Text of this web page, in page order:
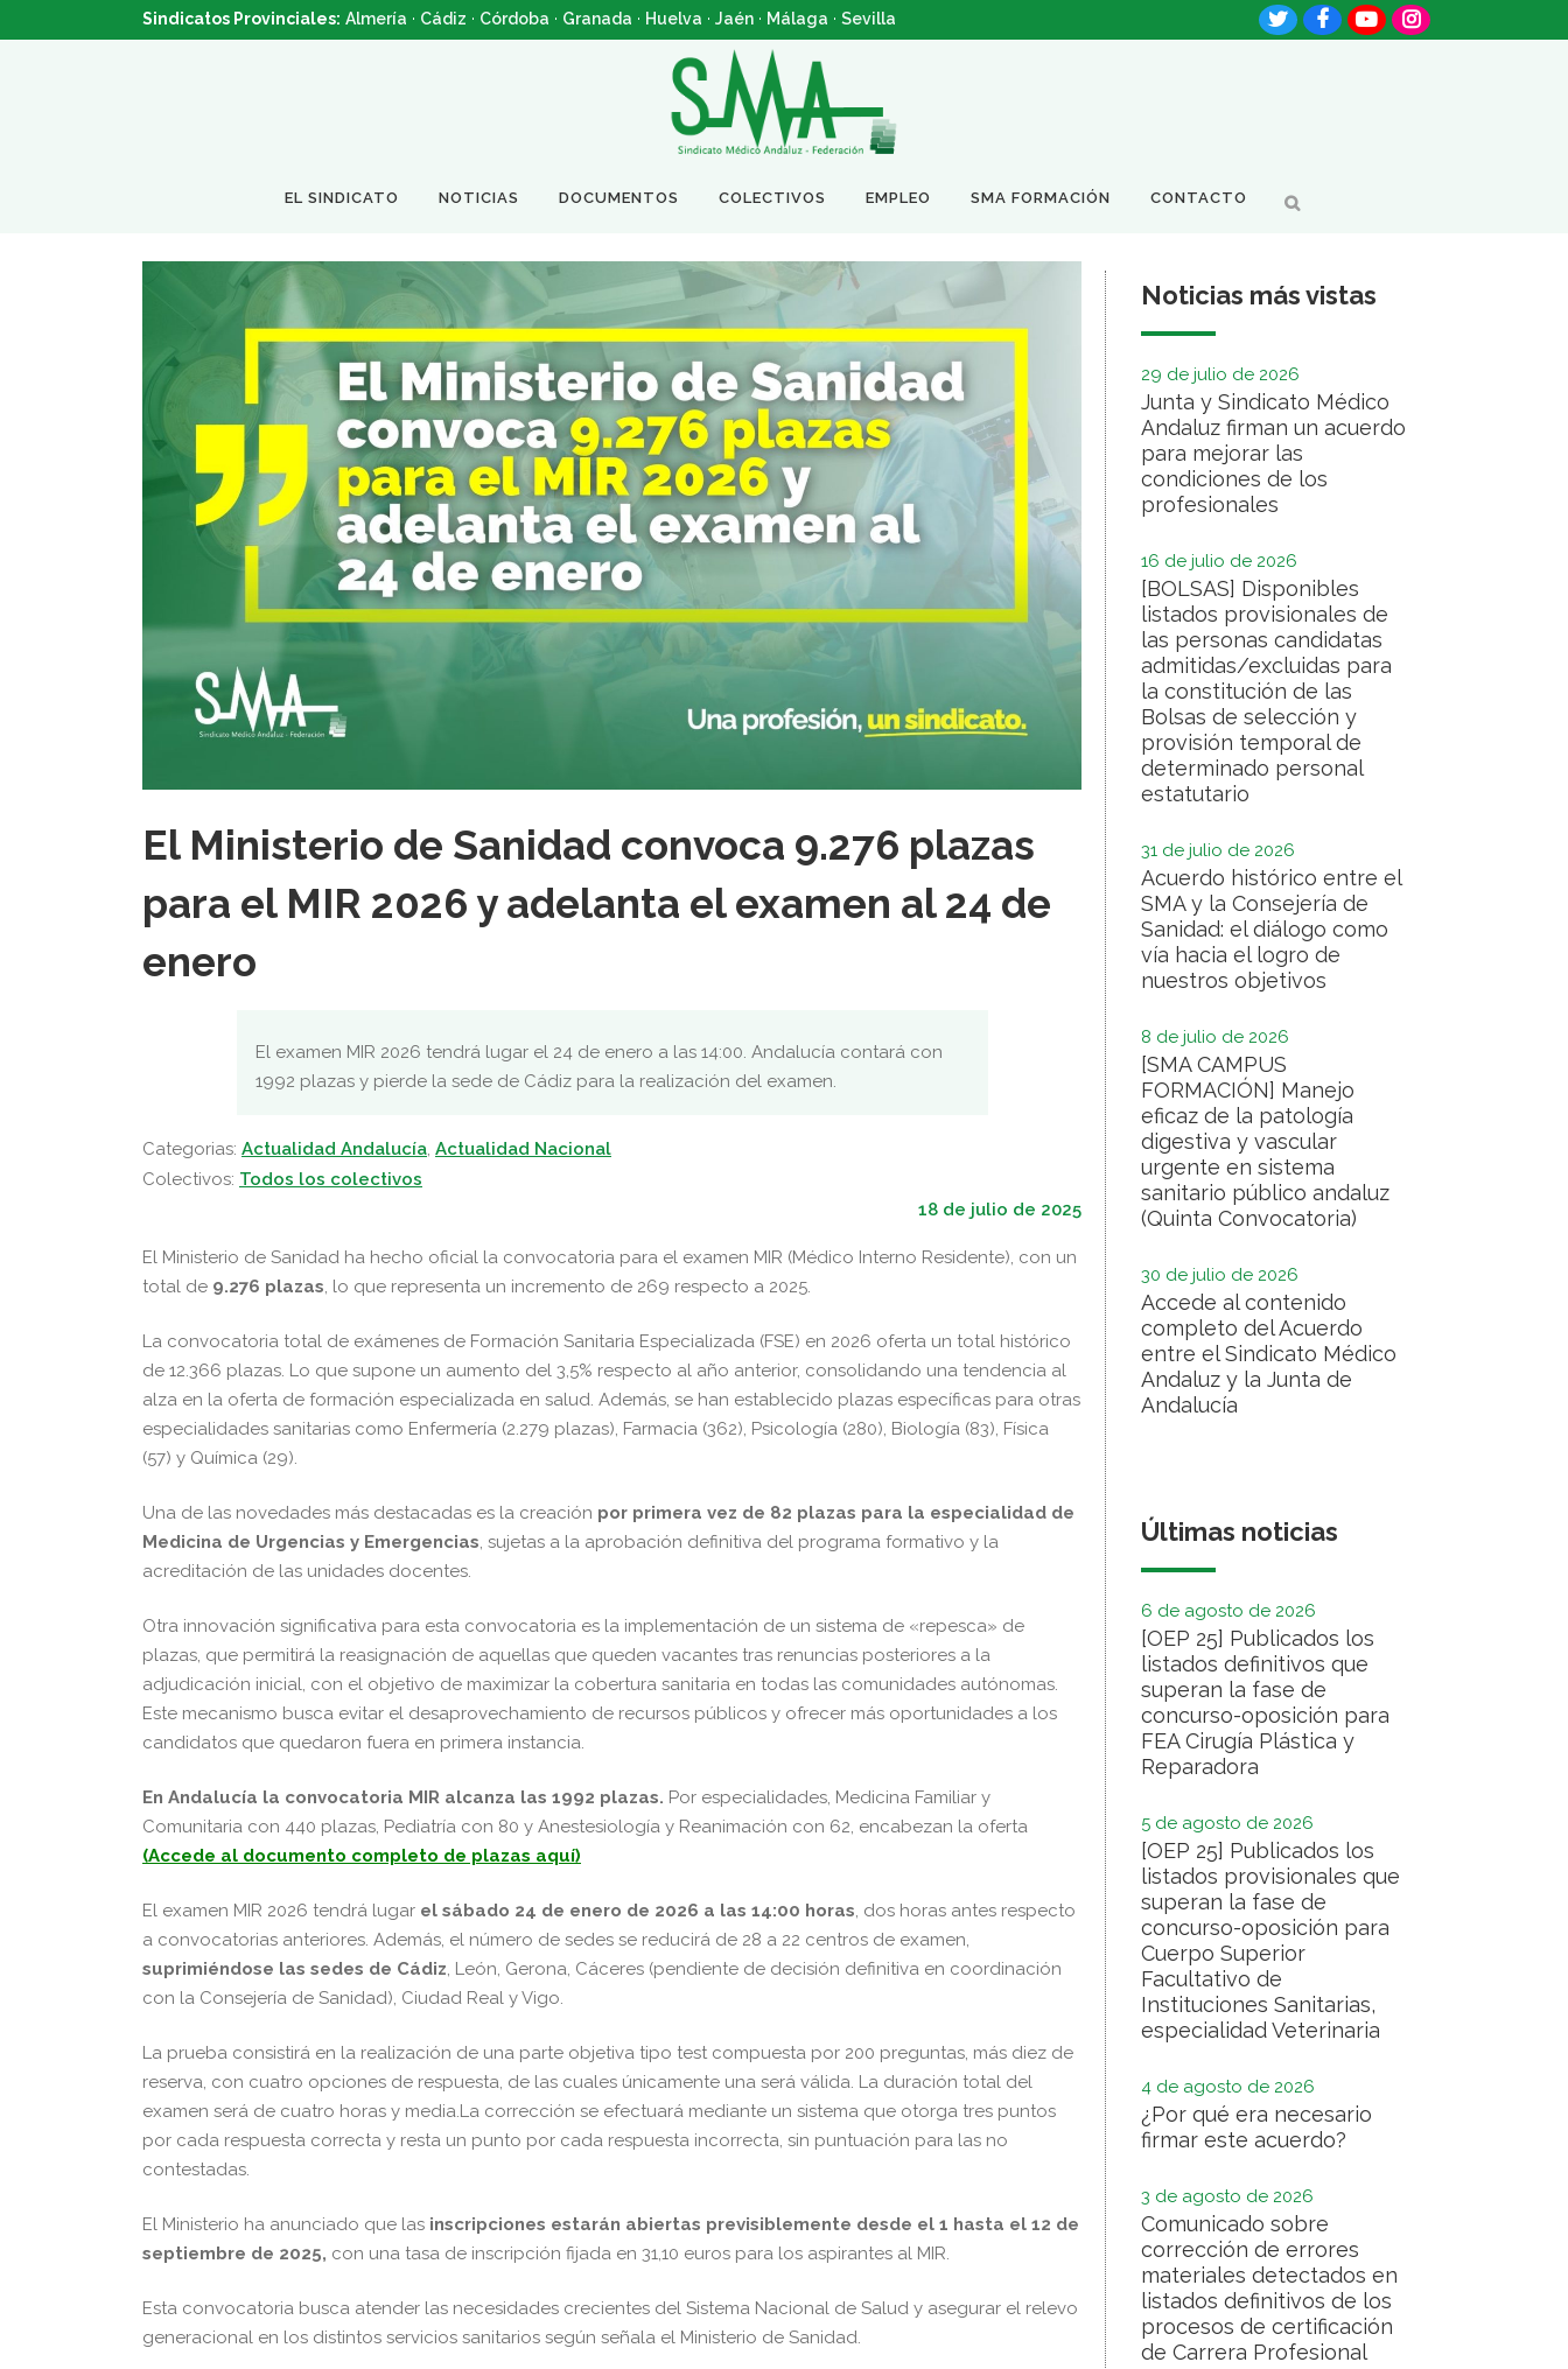
Sindicatos Provinciales: Almería · Cádiz · Córdoba · Granada · Huelva · Jaén · Málaga · Sevilla
EL SINDICATO NOTICIAS DOCUMENTOS COLECTIVOS EMPLEO SMA FORMACIÓN CONTACTO
El Ministerio de Sanidad convoca 9.276 plazas
para el MIR 2026 y adelanta el examen al 24 de
enero
El examen MIR 2026 tendrá lugar el 24 de enero a las 14:00. Andalucía contará con
1992 plazas y pierde la sede de Cádiz para la realización del examen.
Categorias: Actualidad Andalucía, Actualidad Nacional
Colectivos: Todos los colectivos
18 de julio de 2025
El Ministerio de Sanidad ha hecho oficial la convocatoria para el examen MIR (Médico Interno Residente), con un
total de 9.276 plazas, lo que representa un incremento de 269 respecto a 2025.
La convocatoria total de exámenes de Formación Sanitaria Especializada (FSE) en 2026 oferta un total histórico
de 12.366 plazas. Lo que supone un aumento del 3,5% respecto al año anterior, consolidando una tendencia al
alza en la oferta de formación especializada en salud. Además, se han establecido plazas específicas para otras
especialidades sanitarias como Enfermería (2.279 plazas), Farmacia (362), Psicología (280), Biología (83), Física
(57) y Química (29).
Una de las novedades más destacadas es la creación por primera vez de 82 plazas para la especialidad de
Medicina de Urgencias y Emergencias, sujetas a la aprobación definitiva del programa formativo y la
acreditación de las unidades docentes.
Otra innovación significativa para esta convocatoria es la implementación de un sistema de «repesca» de
plazas, que permitirá la reasignación de aquellas que queden vacantes tras renuncias posteriores a la
adjudicación inicial, con el objetivo de maximizar la cobertura sanitaria en todas las comunidades autónomas.
Este mecanismo busca evitar el desaprovechamiento de recursos públicos y ofrecer más oportunidades a los
candidatos que quedaron fuera en primera instancia.
En Andalucía la convocatoria MIR alcanza las 1992 plazas. Por especialidades, Medicina Familiar y
Comunitaria con 440 plazas, Pediatría con 80 y Anestesiología y Reanimación con 62, encabezan la oferta
(Accede al documento completo de plazas aquí)
El examen MIR 2026 tendrá lugar el sábado 24 de enero de 2026 a las 14:00 horas, dos horas antes respecto
a convocatorias anteriores. Además, el número de sedes se reducirá de 28 a 22 centros de examen,
suprimiéndose las sedes de Cádiz, León, Gerona, Cáceres (pendiente de decisión definitiva en coordinación
con la Consejería de Sanidad), Ciudad Real y Vigo.
La prueba consistirá en la realización de una parte objetiva tipo test compuesta por 200 preguntas, más diez de
reserva, con cuatro opciones de respuesta, de las cuales únicamente una será válida. La duración total del
examen será de cuatro horas y media.La corrección se efectuará mediante un sistema que otorga tres puntos
por cada respuesta correcta y resta un punto por cada respuesta incorrecta, sin puntuación para las no
contestadas.
El Ministerio ha anunciado que las inscripciones estarán abiertas previsiblemente desde el 1 hasta el 12 de
septiembre de 2025, con una tasa de inscripción fijada en 31,10 euros para los aspirantes al MIR.
Esta convocatoria busca atender las necesidades crecientes del Sistema Nacional de Salud y asegurar el relevo
generacional en los distintos servicios sanitarios según señala el Ministerio de Sanidad.
Noticias más vistas
29 de julio de 2026
Junta y Sindicato Médico
Andaluz firman un acuerdo
para mejorar las
condiciones de los
profesionales
16 de julio de 2026
[BOLSAS] Disponibles
listados provisionales de
las personas candidatas
admitidas/excluidas para
la constitución de las
Bolsas de selección y
provisión temporal de
determinado personal
estatutario
31 de julio de 2026
Acuerdo histórico entre el
SMA y la Consejería de
Sanidad: el diálogo como
vía hacia el logro de
nuestros objetivos
8 de julio de 2026
[SMA CAMPUS
FORMACIÓN] Manejo
eficaz de la patología
digestiva y vascular
urgente en sistema
sanitario público andaluz
(Quinta Convocatoria)
30 de julio de 2026
Accede al contenido
completo del Acuerdo
entre el Sindicato Médico
Andaluz y la Junta de
Andalucía
Últimas noticias
6 de agosto de 2026
[OEP 25] Publicados los
listados definitivos que
superan la fase de
concurso-oposición para
FEA Cirugía Plástica y
Reparadora
5 de agosto de 2026
[OEP 25] Publicados los
listados provisionales que
superan la fase de
concurso-oposición para
Cuerpo Superior
Facultativo de
Instituciones Sanitarias,
especialidad Veterinaria
4 de agosto de 2026
¿Por qué era necesario
firmar este acuerdo?
3 de agosto de 2026
Comunicado sobre
corrección de errores
materiales detectados en
listados definitivos de los
procesos de certificación
de Carrera Profesional